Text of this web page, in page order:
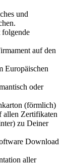
und
folgende
auf den
Europäischen
oder
(förmlich)
allen Zertifikaten
zu Deiner
Download
aller